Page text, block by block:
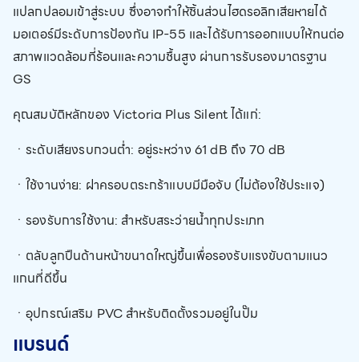
แปลกปลอมเข้าสู่ระบบ ซึ่งอาจทำให้ชิ้นส่วนไฮดรอลิกเสียหายได้
มอเตอร์มีระดับการป้องกัน IP-55 และได้รับการออกแบบให้ทนต่อ
สภาพแวดล้อมที่ร้อนและความชื้นสูง ผ่านการรับรองมาตรฐาน
GS
คุณสมบัติหลักของ Victoria Plus Silent ได้แก่:
ㆍระดับเสียงรบกวนต่ำ: อยู่ระหว่าง 61 dB ถึง 70 dB
ㆍใช้งานง่าย: ฝาครอบตระกร้าแบบมีมือจับ (ไม่ต้องใช้ประแจ)
ㆍรองรับการใช้งาน: สำหรับสระว่ายน้ำทุกประเภท
ㆍตลับลูกปืนด้านหน้าขนาดใหญ่ขึ้นเพื่อรองรับแรงขับตามแนว
แกนที่ดีขึ้น
ㆍอุปกรณ์เสริม PVC สำหรับติดตั้งรวมอยู่ในปั๊ม
แบรนด์